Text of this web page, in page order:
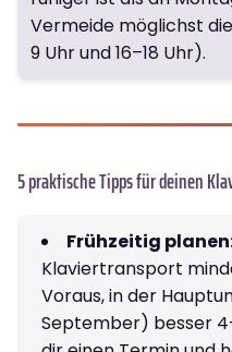
Vermeide möglichst
9 Uhr und 16–18 Uhr).
5 praktische Tipps für deinen
Frühzeitig
Klaviertransport
Voraus, in der
September) besser